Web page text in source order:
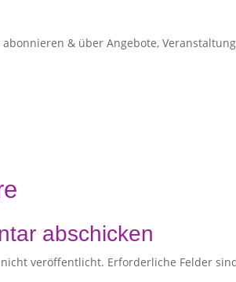
& über Angebote,
abschicken
veröffentlicht. Erforderliche Felder